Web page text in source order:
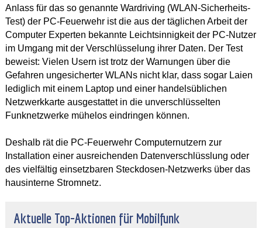
Anlass für das so genannte Wardriving (WLAN-Sicherheits-
Test) der PC-Feuerwehr ist die aus der täglichen Arbeit der
Computer Experten bekannte Leichtsinnigkeit der PC-Nutzer
im Umgang mit der Verschlüsselung ihrer Daten. Der Test
beweist: Vielen Usern ist trotz der Warnungen über die
Gefahren ungesicherter WLANs nicht klar, dass sogar Laien
lediglich mit einem Laptop und einer handelsüblichen
Netzwerkkarte ausgestattet in die unverschlüsselten
Funknetzwerke mühelos eindringen können.
Deshalb rät die PC-Feuerwehr Computernutzern zur
Installation einer ausreichenden Datenverschlüsslung oder
des vielfältig einsetzbaren Steckdosen-Netzwerks über das
hausinterne Stromnetz.
Aktuelle Top-Aktionen für Mobilfunk